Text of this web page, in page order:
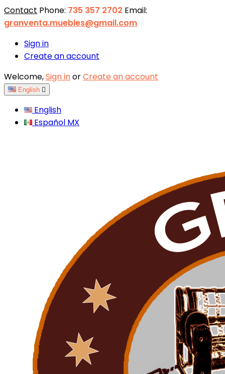
Contact Phone: 735 357 2702 Email:
granventa.muebles@gmail.com
Sign in
Create an account
Welcome,Sign inorCreate an account
English 
English
Español MX